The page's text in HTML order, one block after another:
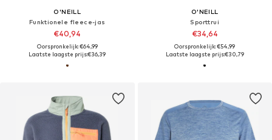
O'NEILL
Funktionele fleece-jas
€40,94
Oorspronkelijk: €64,99
Laatste laagste prijs:€36,39
O'NEILL
Sporttrui
€34,64
Oorspronkelijk: €54,99
Laatste laagste prijs:€30,79